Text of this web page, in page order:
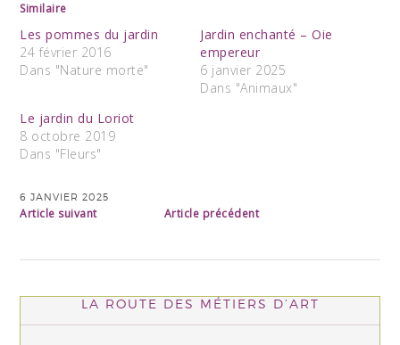
Similaire
Les pommes du jardin
24 février 2016
Dans "Nature morte"
Jardin enchanté – Oie
empereur
6 janvier 2025
Dans "Animaux"
Le jardin du Loriot
8 octobre 2019
Dans "Fleurs"
6 JANVIER 2025
Article suivant Article précédent
LA ROUTE DES MÉTIERS D’ART